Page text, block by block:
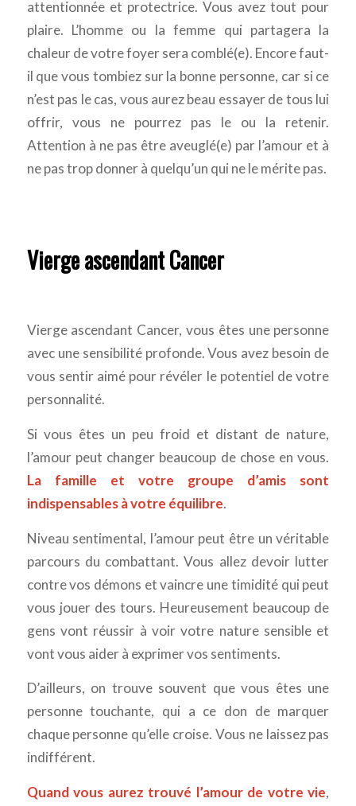
attentionnée et protectrice. Vous avez tout pour
plaire. L’homme ou la femme qui partagera la
chaleur de votre foyer sera comblé(e). Encore faut-
il que vous tombiez sur la bonne personne, car si ce
n’est pas le cas, vous aurez beau essayer de tous lui
offrir, vous ne pourrez pas le ou la retenir.
Attention à ne pas être aveuglé(e) par l’amour et à
ne pas trop donner à quelqu’un qui ne le mérite pas.
Vierge ascendant Cancer
Vierge ascendant Cancer, vous êtes une personne
avec une sensibilité profonde. Vous avez besoin de
vous sentir aimé pour révéler le potentiel de votre
personnalité.
Si vous êtes un peu froid et distant de nature,
l’amour peut changer beaucoup de chose en vous.
La famille et votre groupe d’amis sont
indispensables à votre équilibre.
Niveau sentimental, l’amour peut être un véritable
parcours du combattant. Vous allez devoir lutter
contre vos démons et vaincre une timidité qui peut
vous jouer des tours. Heureusement beaucoup de
gens vont réussir à voir votre nature sensible et
vont vous aider à exprimer vos sentiments.
D’ailleurs, on trouve souvent que vous êtes une
personne touchante, qui a ce don de marquer
chaque personne qu’elle croise. Vous ne laissez pas
indifférent.
Quand vous aurez trouvé l’amour de votre vie,